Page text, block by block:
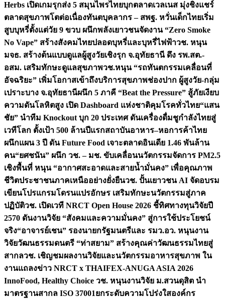
Herbs เปิดเกมรุกส่ง 5 สมุนไพรไทยบุกตลาดเวลเนส มุ่งชิงแชร์
ตลาดสุขภาพโตต่อเนื่องทันตบุคลากร – สพฐ. หวั่นเด็กไทยเริ่ม
สูบบุหรี่ตั้งแต่วัย 9 ขวบ ผนึกพลังเยาวชนจัดงาน “Zero Smoke
No Vape” สร้างสังคมไทยปลอดบุหรี่และบุหรี่ไฟฟ้าวช. หนุน
มจธ. สร้างต้นแบบดูแลผู้สูงวัยเชิงรุก จ.อุทัยธานี ดึง รพ.สต.-
อสม. เสริมทักษะดูแลสุขภาพวช.หนุน “รถทันตกรรมเคลื่อนที่
อัจฉริยะ” เพิ่มโอกาสเข้าถึงบริการสุขภาพช่องปาก ผู้สูงวัย-กลุ่ม
เปราะบาง จ.อุทัยธานีผนึก 5 ภาคี “Beat the Pressure” สู้ภัยเงียบ
ความดันโลหิตสูง เปิด Dashboard แห่งชาติคุมโรคทั่วไทย“แสน
ชัย” นำทีม Knockout บุก 20 ประเทศ ดันเครื่องดื่มชูกำลังไทยสู่
เวทีโลก ตั้งเป้า 500 ล้านปีแรกสถาบันอาหาร–หอการค้าไทย
ผนึกแผน 3 ปี ดัน Future Food เจาะตลาดอินเดีย 1.46 พันล้าน
คน“ยศชนัน” ผนึก วช. – มช. ขับเคลื่อนนวัตกรรมจัดการ PM2.5
เชิงพื้นที่ หนุน “อากาศสะอาดและสายน้ำมั่นคง” เพื่อคุณภาพ
ชีวิตประชาชนภาคเหนืออย่างยั่งยืนวช. ปั้นเยาวชน AI จัดอบรม
เขียนโปรแกรมโดรนแปรอักษร เสริมทักษะนวัตกรรมสู่ภาค
ปฏิบัติวช. เปิดเวที NRCT Open House 2026 ชี้ทิศทางทุนวิจัยปี
2570 ดันงานวิจัย “สังคมและความมั่นคง” สู่การใช้ประโยชน์
จริง“อาจารย์เชน” รองนายกรัฐมนตรีและ รมว.อว. หนุนงาน
วิจัยวัฒนธรรมดนตรี “ท่าสยาม” สร้างคุณค่าวัฒนธรรมไทยสู่
สากลวช. เชิญชมผลงานวิจัยและนวัตกรรมอาหารสุขภาพ ใน
งานแถลงข่าว NRCT x THAIFEX-ANUGA ASIA 2026
InnoFood, Healthy Choice วช. หนุนงานวิจัย ม.สวนดุสิต นำ
มาตรฐานสากล ISO 37001ยกระดับความโปร่งใสองค์กร